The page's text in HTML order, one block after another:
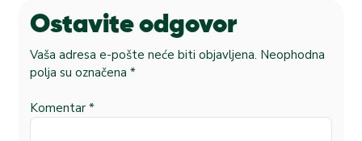
Ostavite odgovor
Vaša adresa e-pošte neće biti objavljena. Neophodna
polja su označena *
Komentar *